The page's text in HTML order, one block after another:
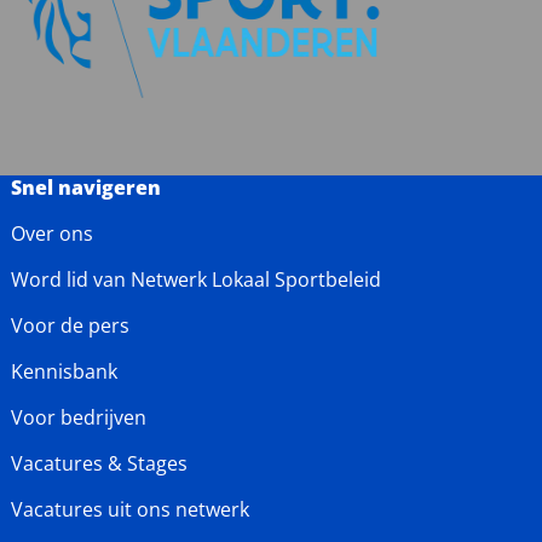
Snel navigeren
Over ons
Word lid van Netwerk Lokaal Sportbeleid
Voor de pers
Kennisbank
Voor bedrijven
Vacatures & Stages
Vacatures uit ons netwerk